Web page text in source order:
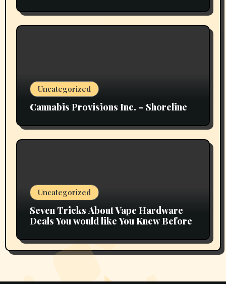
Uncategorized
Cannabis Provisions Inc. – Shoreline
Uncategorized
Seven Tricks About Vape Hardware
Deals You would like You Knew Before